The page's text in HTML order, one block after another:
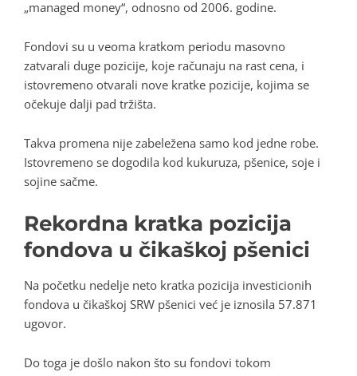
„managed money“, odnosno od 2006. godine.
Fondovi su u veoma kratkom periodu masovno
zatvarali duge pozicije, koje računaju na rast cena, i
istovremeno otvarali nove kratke pozicije, kojima se
očekuje dalji pad tržišta.
Takva promena nije zabeležena samo kod jedne robe.
Istovremeno se dogodila kod kukuruza, pšenice, soje i
sojine sačme.
Rekordna kratka pozicija
fondova u čikaškoj pšenici
Na početku nedelje neto kratka pozicija investicionih
fondova u čikaškoj SRW pšenici već je iznosila 57.871
ugovor.
Do toga je došlo nakon što su fondovi tokom